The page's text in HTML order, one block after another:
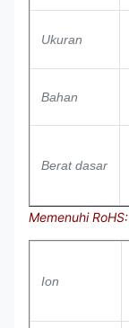
Ukuran
Bahan
Berat dasar
Memenuhi RoHS:
Ion